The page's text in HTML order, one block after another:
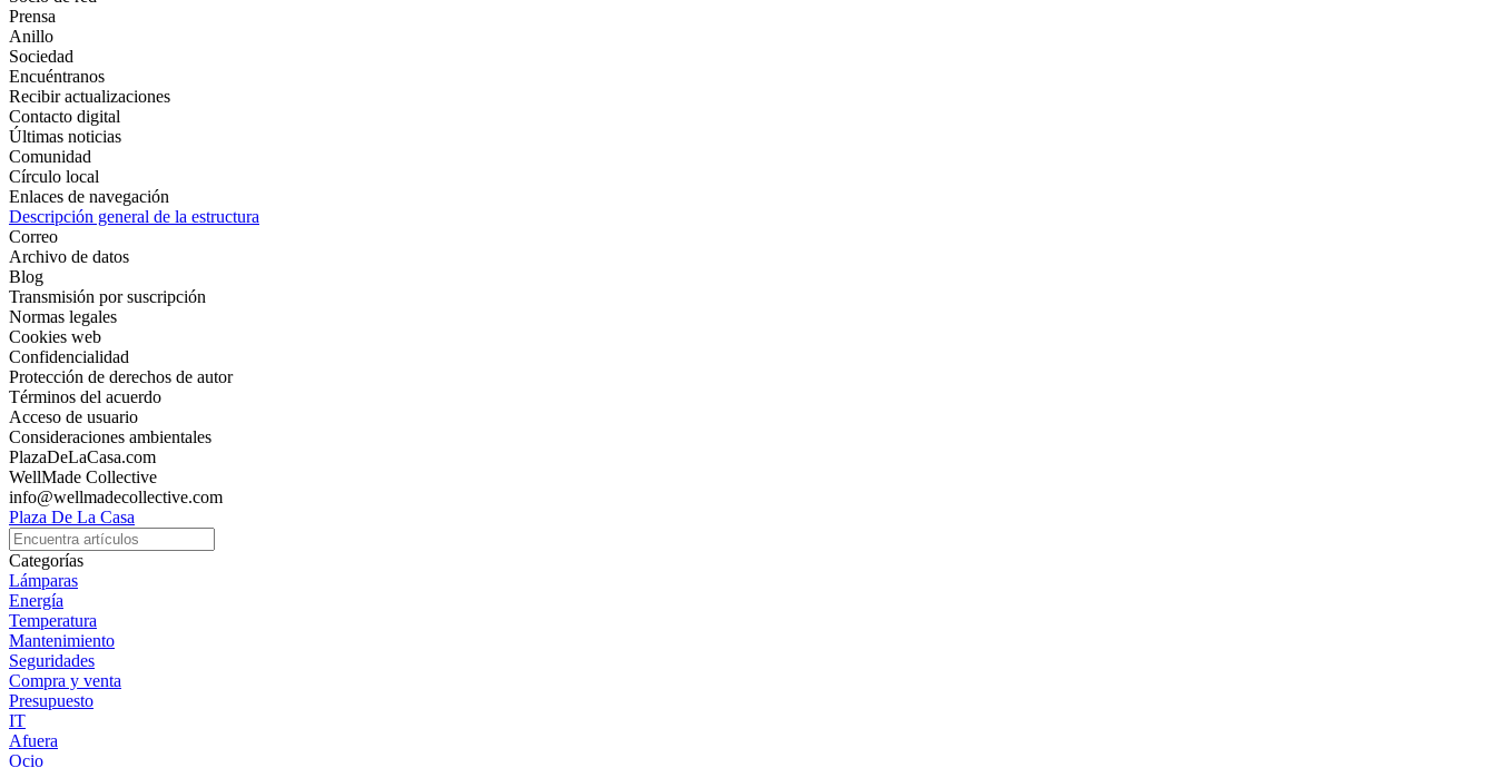
Prensa
Anillo
Sociedad
Encuéntranos
Recibir actualizaciones
Contacto digital
Últimas noticias
Comunidad
Círculo local
Enlaces de navegación
Descripción general de la estructura
Correo
Archivo de datos
Blog
Transmisión por suscripción
Normas legales
Cookies web
Confidencialidad
Protección de derechos de autor
Términos del acuerdo
Acceso de usuario
Consideraciones ambientales
PlazaDeLaCasa.com
WellMade Collective
info@wellmadecollective.com
Plaza De La Casa
Categorías
Lámparas
Energía
Temperatura
Mantenimiento
Seguridades
Compra y venta
Presupuesto
IT
Afuera
Ocio